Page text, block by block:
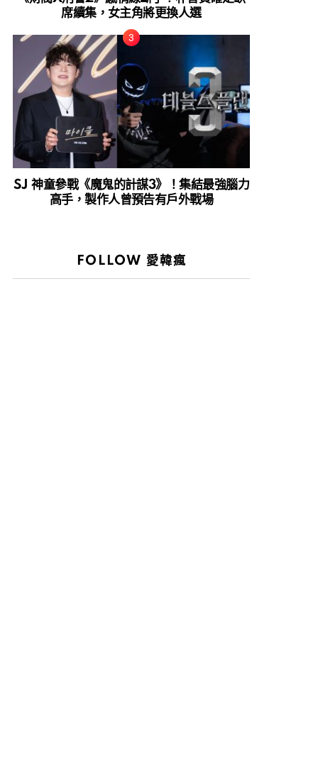
席續集，女主角將更換人選
SJ 神童參戰《魔鬼的計謀3》！集結最強腦力
高手，製作人曾預告有戶外戰場
FOLLOW 愛韓瘋